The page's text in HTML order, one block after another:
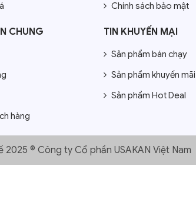
Chính sách bảo mật
CHUNG
hàng
TIN KHUYẾN MẠI
Sản phẩm bán chạy
Sản phẩm khuyến mãi
Sản phẩm Hot Deal
2025 © Công ty Cổ phần USAKAN Việt Nam